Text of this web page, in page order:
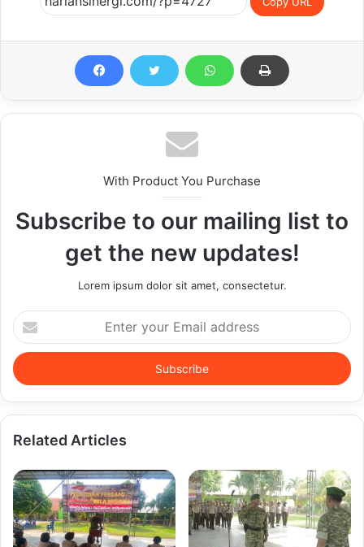
With Product You Purchase
Subscribe to our mailing list to
get the new updates!
Lorem ipsum dolor sit amet, consectetur.
Enter
your
Email
address
Related Articles